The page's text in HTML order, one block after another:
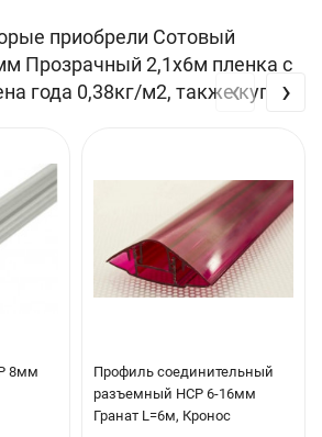
(%): 77-87
0.38
приобрели Сотовый
Прозрачный 2,1х6м пленка с
года 0,38кг/м2, также купили
8мм
Профиль соединительный
разъемный НCР 6-16мм
Гранат L=6м, Кронос
‹ ›